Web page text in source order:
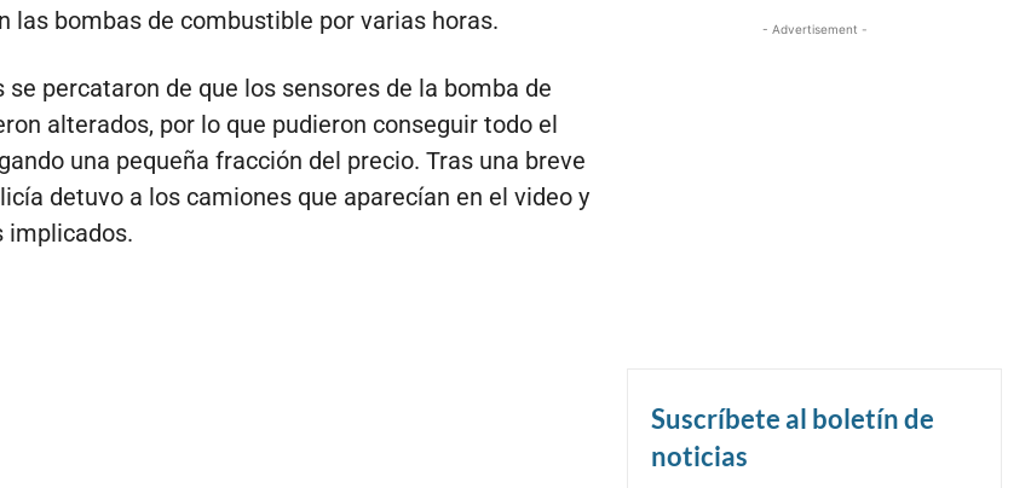
las bombas de combustible por varias horas.
se percataron de que los sensores de la bomba de
alterados, por lo que pudieron conseguir todo el
una pequeña fracción del precio. Tras una breve
detuvo a los camiones que aparecían en el video y
implicados.
- Advertisement -
Suscríbete al boletín de
noticias